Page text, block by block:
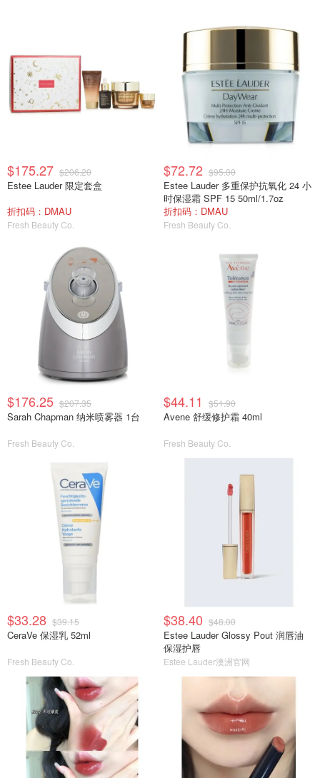
$175.27 $206.20
Estee Lauder 限定套盒
折扣码：DMAU
Fresh Beauty Co.
$72.72 $95.00
Estee Lauder 多重保护抗氧化 24 小
时保湿霜 SPF 15 50ml/1.7oz
折扣码：DMAU
Fresh Beauty Co.
$176.25 $207.35
Sarah Chapman 纳米喷雾器 1台
Fresh Beauty Co.
$44.11 $51.90
Avene 舒缓修护霜 40ml
Fresh Beauty Co.
$33.28 $39.15
CeraVe 保湿乳 52ml
Fresh Beauty Co.
$38.40 $48.00
Estee Lauder Glossy Pout 润唇油
保湿护唇
Estee Lauder澳洲官网